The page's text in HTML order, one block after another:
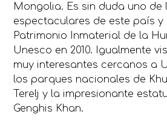
Mongolia. Es sin duda uno de
espectaculares de este país y
Patrimonio Inmaterial de la
Unesco en 2010. Igualmente
muy interesantes cercanos a
los parques nacionales de
Terelj y la impresionante
Genghis Khan.